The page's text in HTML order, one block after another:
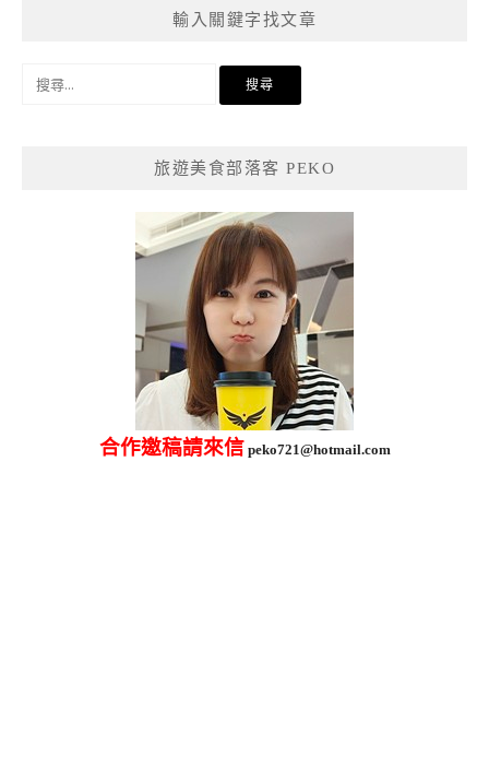
輸入關鍵字找文章
旅遊美食部落客 PEKO
合作邀稿請來信 peko721@hotmail.com